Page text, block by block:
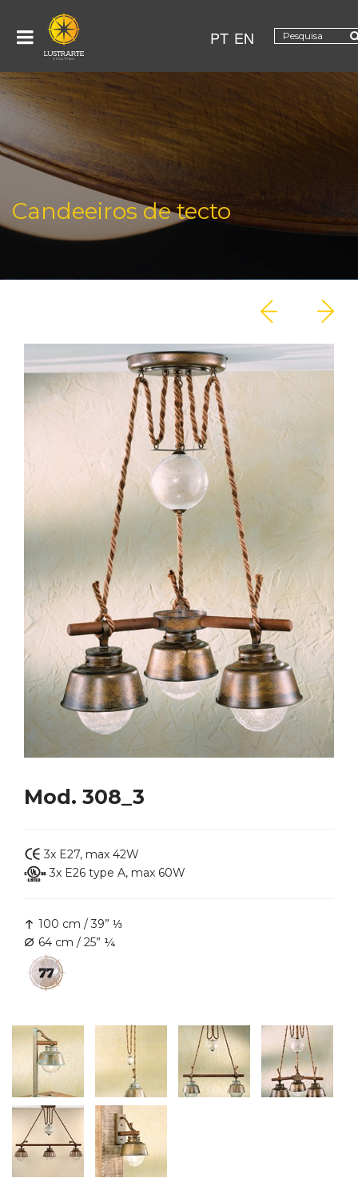
PT EN
Candeeiros de tecto
Mod. 308_3
3x E27, max 42W
3x E26 type A, max 60W
100 cm / 39” ⅓
64 cm / 25” ¼